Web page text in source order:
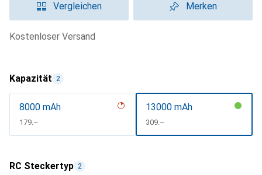
Vergleichen Merken
kostenloser Versand
Kapazität 2
8000 mAh
CHF
179.–
13000 mAh
CHF
309.–
RC Steckertyp 2